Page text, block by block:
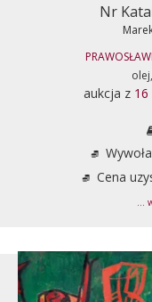
Nr
aukcja z
Cena
...